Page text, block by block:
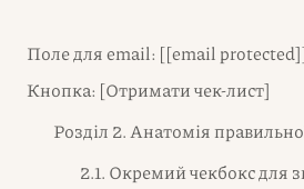
Поле для email: [[email protected]
Кнопка: [Отримати чек-лист]
Розділ 2. Анатомія
2.1. Окремий чекбокс для